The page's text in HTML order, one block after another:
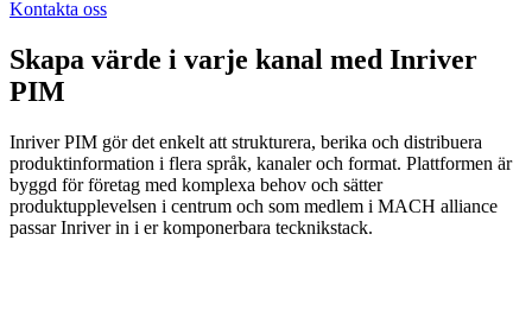
Kontakta oss
Skapa värde i varje kanal med Inriver
PIM
Inriver PIM gör det enkelt att strukturera, berika och distribuera
produktinformation i flera språk, kanaler och format. Plattformen är
byggd för företag med komplexa behov och sätter
produktupplevelsen i centrum och som medlem i MACH alliance
passar Inriver in i er komponerbara tecknikstack.